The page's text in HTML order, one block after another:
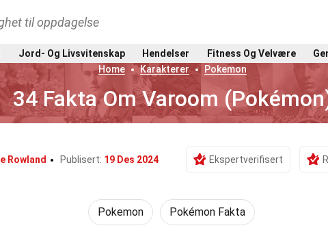
til oppdagelse
Jord- Og Livsvitenskap Hendelser Fitness Og Velvære
Home
Karakterer Pokemon
34 Fakta Om Varoom
Rowland Publisert: 19 Des 2024 Ekspertverifisert
Pokemon Pokémon Fakta